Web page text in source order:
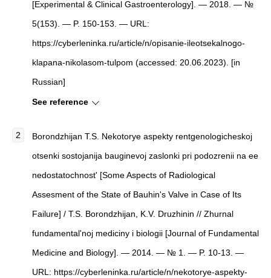
[Experimental & Clinical Gastroenterology]. — 2018. — №
5(153). — P. 150-153. — URL:
https://cyberleninka.ru/article/n/opisanie-ileotsekalnogo-
klapana-nikolasom-tulpom (accessed: 20.06.2023). [in
Russian]
See reference
Borondzhijan T.S. Nekotorye aspekty rentgenologicheskoj
otsenki sostojanija bauginevoj zaslonki pri podozrenii na ee
nedostatochnost' [Some Aspects of Radiological
Assesment of the State of Bauhin's Valve in Case of Its
Failure] / T.S. Borondzhijan, K.V. Druzhinin // Zhurnal
fundamental'noj mediciny i biologii [Journal of Fundamental
Medicine and Biology]. — 2014. — № 1. — P. 10-13. —
URL: https://cyberleninka.ru/article/n/nekotorye-aspekty-